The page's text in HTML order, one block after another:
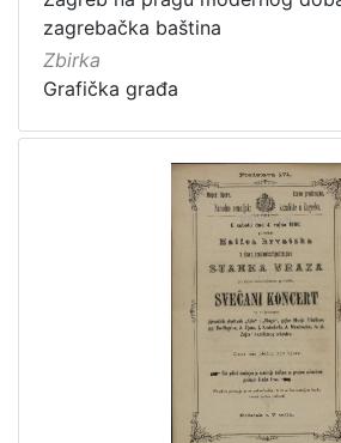
zagrebačka baština
Zbirka
Grafička građa